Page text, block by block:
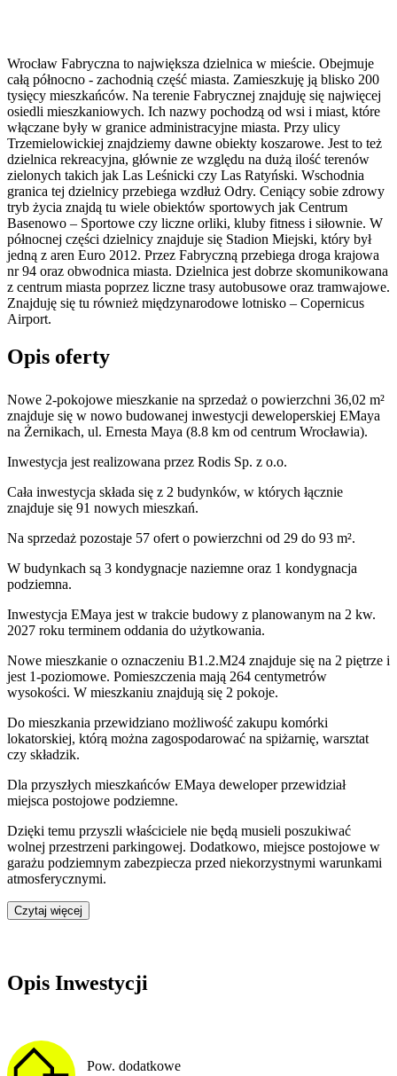
Wrocław Fabryczna to największa dzielnica w mieście. Obejmuje
całą północno - zachodnią część miasta. Zamieszkuję ją blisko 200
tysięcy mieszkańców. Na terenie Fabrycznej znajduję się najwięcej
osiedli mieszkaniowych. Ich nazwy pochodzą od wsi i miast, które
włączane były w granice administracyjne miasta. Przy ulicy
Trzemielowickiej znajdziemy dawne obiekty koszarowe. Jest to też
dzielnica rekreacyjna, głównie ze względu na dużą ilość terenów
zielonych takich jak Las Leśnicki czy Las Ratyński. Wschodnia
granica tej dzielnicy przebiega wzdłuż Odry. Ceniący sobie zdrowy
tryb życia znajdą tu wiele obiektów sportowych jak Centrum
Basenowo – Sportowe czy liczne orliki, kluby fitness i siłownie. W
północnej części dzielnicy znajduje się Stadion Miejski, który był
jedną z aren Euro 2012. Przez Fabryczną przebiega droga krajowa
nr 94 oraz obwodnica miasta. Dzielnica jest dobrze skomunikowana
z centrum miasta poprzez liczne trasy autobusowe oraz tramwajowe.
Znajduję się tu również międzynarodowe lotnisko – Copernicus
Airport.
Opis oferty
Nowe 2-pokojowe mieszkanie na sprzedaż o powierzchni 36,02 m²
znajduje się w nowo budowanej inwestycji deweloperskiej EMaya
na Żernikach, ul. Ernesta Maya (8.8 km od centrum Wrocławia).
Inwestycja jest realizowana przez Rodis Sp. z o.o.
Cała inwestycja składa się z 2 budynków, w których łącznie
znajduje się 91 nowych mieszkań.
Na sprzedaż pozostaje 57 ofert o powierzchni od 29 do 93 m².
W budynkach są 3 kondygnacje naziemne oraz 1 kondygnacja
podziemna.
Inwestycja EMaya jest w trakcie budowy z planowanym na 2 kw.
2027 roku terminem oddania do użytkowania.
Nowe mieszkanie o oznaczeniu B1.2.M24 znajduje się na 2 piętrze i
jest 1-poziomowe. Pomieszczenia mają 264 centymetrów
wysokości. W mieszkaniu znajdują się 2 pokoje.
Do mieszkania przewidziano możliwość zakupu komórki
lokatorskiej, którą można zagospodarować na spiżarnię, warsztat
czy składzik.
Dla przyszłych mieszkańców EMaya deweloper przewidział
miejsca postojowe podziemne.
Dzięki temu przyszli właściciele nie będą musieli poszukiwać
wolnej przestrzeni parkingowej. Dodatkowo, miejsce postojowe w
garażu podziemnym zabezpiecza przed niekorzystnymi warunkami
atmosferycznymi.
Czytaj więcej
Opis Inwestycji
Pow. dodatkowe